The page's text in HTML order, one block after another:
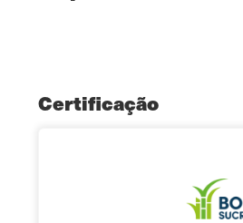
Certificação